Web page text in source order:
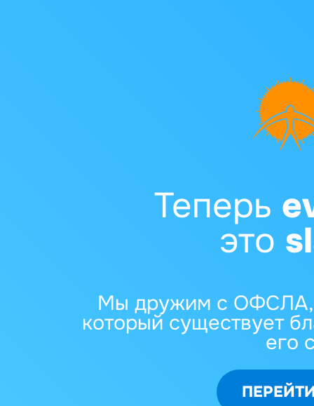
Теперь
это
Мы дружим с ОФСЛА,
который существует
его